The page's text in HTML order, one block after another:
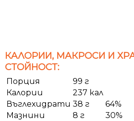
КАЛОРИИ, МАКРОСИ И
СТОЙНОСТ:
Порция
99 г
Калории
237 кал
Въглехидрати 38 г
64%
Мазнини
8 г
30%